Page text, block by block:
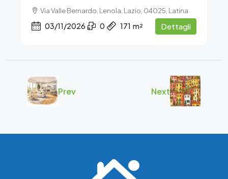
Via Valle Bernardo, Lenola, Lazio, 04025, Latina
03/11/2026 0 171 m² Dettagli
Prev Next